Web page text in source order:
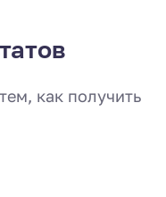
как получить